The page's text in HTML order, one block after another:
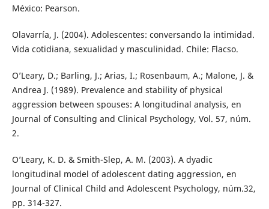
México: Pearson.
Olavarría, J. (2004). Adolescentes: conversando la intimidad.
Vida cotidiana, sexualidad y masculinidad. Chile: Flacso.
O’Leary, D.; Barling, J.; Arias, I.; Rosenbaum, A.; Malone, J. &
Andrea J. (1989). Prevalence and stability of physical
aggression between spouses: A longitudinal analysis, en
Journal of Consulting and Clinical Psychology, Vol. 57, núm.
2.
O’Leary, K. D. & Smith-Slep, A. M. (2003). A dyadic
longitudinal model of adolescent dating aggression, en
Journal of Clinical Child and Adolescent Psychology, núm.32,
pp. 314-327.